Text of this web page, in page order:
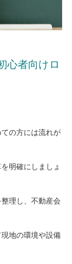
心者向けロ
の方には流れが
明確にしましょ
理し、不動産会
地の環境や設備